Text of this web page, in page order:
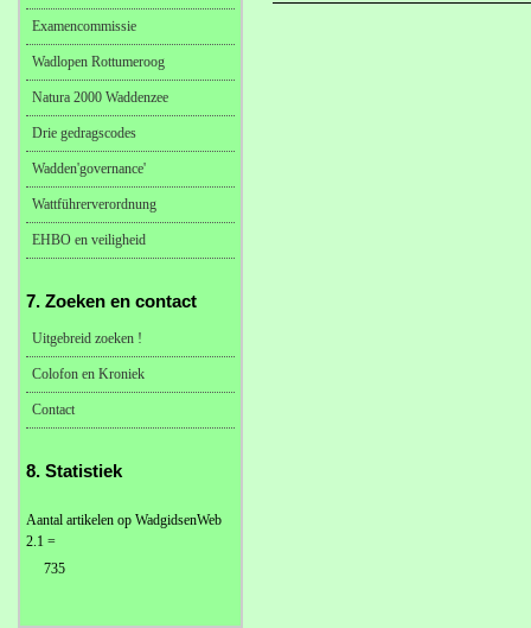
Examencommissie
Wadlopen Rottumeroog
Natura 2000 Waddenzee
Drie gedragscodes
Wadden'governance'
Wattführerverordnung
EHBO en veiligheid
7. Zoeken en contact
Uitgebreid zoeken !
Colofon en Kroniek
Contact
8. Statistiek
Aantal artikelen op WadgidsenWeb
2.1 =
735